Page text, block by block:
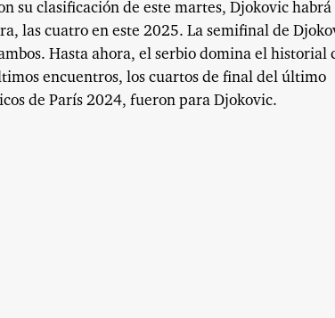
su clasificación de este martes, Djokovic habrá
las cuatro en este 2025. La semifinal de
Hasta ahora, el serbio domina el historial
encuentros, los cuartos de final del último
de París 2024, fueron para Djokovic.